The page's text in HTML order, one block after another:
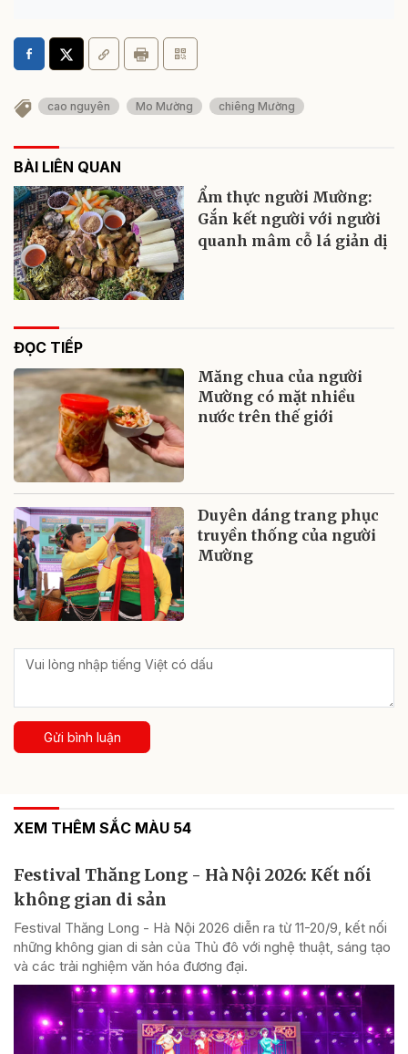
cao nguyên Mo Mường chiêng Mường
BÀI LIÊN QUAN
Ẩm thực người Mường:
Gắn kết người với người
quanh mâm cỗ lá giản dị
ĐỌC TIẾP
Măng chua của người
Mường có mặt nhiều
nước trên thế giới
Duyên dáng trang phục
truyền thống của người
Mường
Gửi bình luận
XEM THÊM SẮC MÀU 54
Festival Thăng Long - Hà Nội 2026: Kết nối
không gian di sản
Festival Thăng Long - Hà Nội 2026 diễn ra từ 11-20/9, kết nối
những không gian di sản của Thủ đô với nghệ thuật, sáng tạo
và các trải nghiệm văn hóa đương đại.